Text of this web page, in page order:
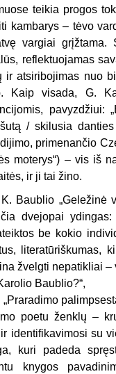
teikia progos
kambarys – tėvo
vargiai grįžtama.
reflektuojamas
ir atsiribojimas nuo
Kaip visada, G.
/ skilusia
primenančio
moterys“) – vis iš
ir ji tai žino.
Baublio
dvejopai
be kokio
literatūriškumas,
žvelgti nepatikliai
Baublio?“,
„Praradimo
poetu ženklų –
identifikavimosi su
kuri padeda
knygos